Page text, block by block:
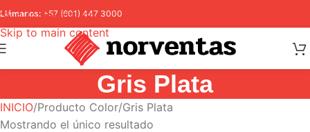
Skip to navigation
Skip to main content
Llámanos: +57 (601) 447 3000
Gris Plata
INICIO Producto Color Gris Plata
Mostrando el único resultado